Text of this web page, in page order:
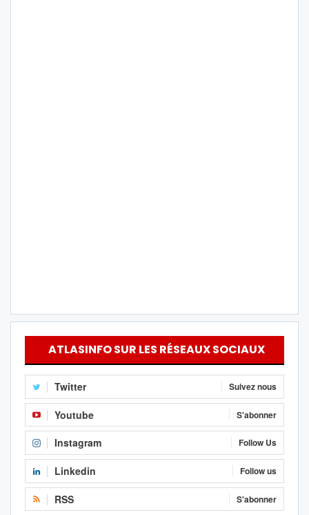
ATLASINFO SUR LES RÉSEAUX SOCIAUX
Twitter Suivez nous
Youtube S'abonner
Instagram Follow Us
Linkedin Follow us
RSS S'abonner